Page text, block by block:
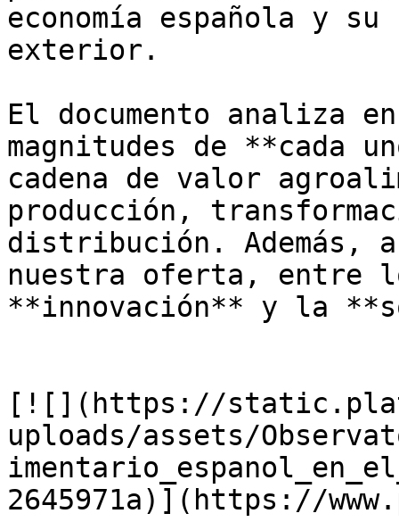
economía española y
exterior.
El documento analiza
magnitudes de **cada
cadena de valor
producción,
distribución. Además,
nuestra oferta, entre
**innovación** y la
[![](https://
uploads/assets/
2645971a)](https://